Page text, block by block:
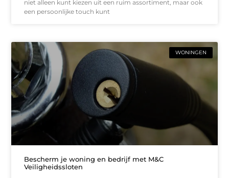
niet alleen kunt kiezen uit een ruim assortiment, maar ook
een persoonlijke touch kunt
WONINGEN
Bescherm je woning en bedrijf met M&C
Veiligheidssloten